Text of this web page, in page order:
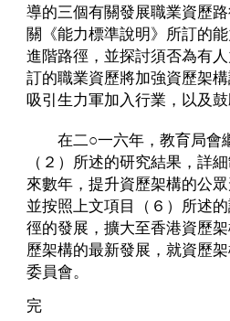
導的三個有關發展職業資歷
關《能力標準說明》所訂的
進階路徑，並探討須否為有
訂的職業資歷將加強資歷架
吸引生力軍加入行業，以及
在二○一六年，教育局會
（２）所述的研究結果，詳
來數年，提升資歷架構的公
並按照上文項目（６）所述
徑的發展，擴大至香港資歷
歷架構的最新發展，就資歷
委員會。
完